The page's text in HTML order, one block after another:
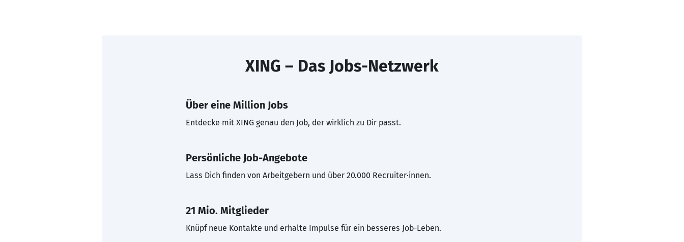
XING – Das Jobs-Netzwerk
Über eine Million Jobs
Entdecke mit XING genau den Job, der wirklich zu Dir passt.
Persönliche Job-Angebote
Lass Dich finden von Arbeitgebern und über 20.000 Recruiter·innen.
21 Mio. Mitglieder
Knüpf neue Kontakte und erhalte Impulse für ein besseres Job-Leben.